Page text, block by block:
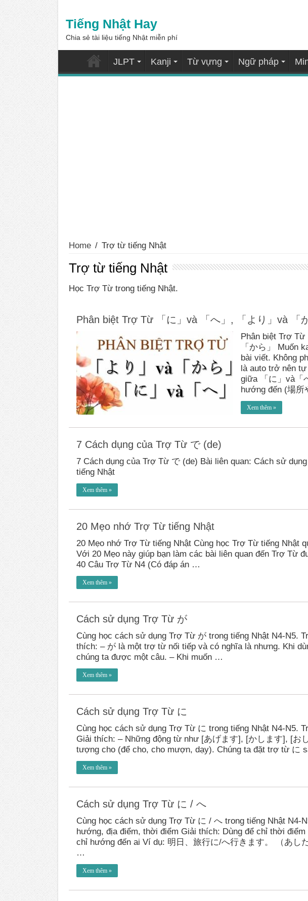
Tiếng Nhật Hay
Chia sẻ tài liệu tiếng Nhật miễn phí
JLPT Kanji Từ vựng Ngữ pháp
Home / Trợ từ tiếng Nhật
Trợ từ tiếng Nhật
Học Trợ Từ trong tiếng Nhật.
Phân biệt Trợ Từ 「に」và 「へ」, 「より」và 「か
Phân biệt Trợ
「から」 Muốn
bài viết. Không
là auto trở nên
giữa 「に」và「
hướng đến (場
Xem thêm »
7 Cách dụng của Trợ Từ で (de)
7 Cách dụng của Trợ Từ で (de) Bài liên quan: Cách sử
tiếng Nhật
Xem thêm »
20 Mẹo nhớ Trợ Từ tiếng Nhật
20 Mẹo nhớ Trợ Từ tiếng Nhật Cùng học Trợ Từ tiếng Nhật
Với 20 Mẹo này giúp bạn làm các bài liên quan đến Trợ Từ
40 Câu Trợ Từ N4 (Có đáp án …
Xem thêm »
Cách sử dụng Trợ Từ が
Cùng học cách sử dụng Trợ Từ が trong tiếng Nhật N4-N5.
thích: – が là một trợ từ nối tiếp và có nghĩa là nhưng. Khi
chúng ta được một câu. – Khi muốn …
Xem thêm »
Cách sử dụng Trợ Từ に
Cùng học cách sử dụng Trợ Từ に trong tiếng Nhật N4-N5.
Giải thích: – Những động từ như [あげます], [かします], [お
tượng cho (để cho, cho mượn, dạy). Chúng ta đặt trợ từ に
Xem thêm »
Cách sử dụng Trợ Từ に / へ
Cùng học cách sử dụng Trợ Từ に / へ trong tiếng Nhật N4-
hướng, địa điểm, thời điểm Giải thích: Dùng để chỉ thời điểm
chỉ hướng đến ai Ví dụ: 明日、旅行に/へ行きます。 （あ
…
Xem thêm »